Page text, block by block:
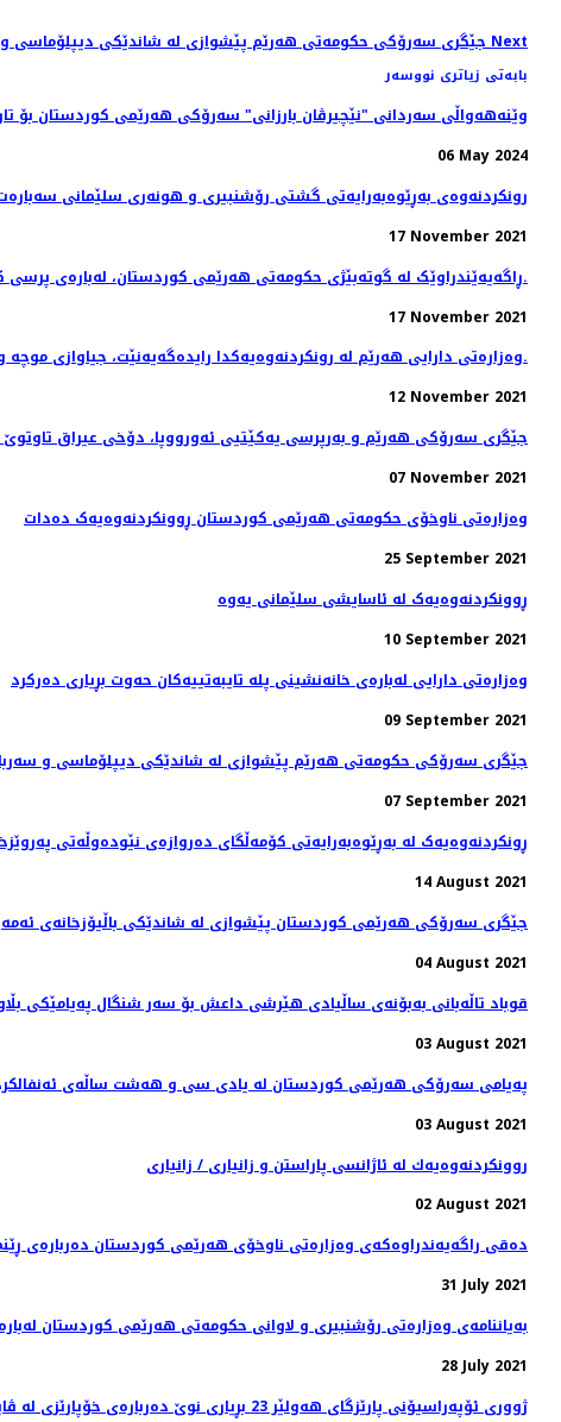
Next article: جێگری سەرۆکی حکومەتی هەرێم پێشوازی لە شاندێکی دیپلۆماسی و سەربازیی هەنگاری کردNext
بابەتی زیاتری نووسەر
وێنه‌هه‌واڵی سه‌ردانی "نێچیرڤان بارزانی" سەرۆکی هەرێمی کوردستان بۆ
06 May 2024
رونکردنەوەی بەڕێوەبەرایەتی گشتی رۆشنبیری و هونەری سلێمانی
17 November 2021
ڕاگەیەێندراوێک لە گوتەبێژی حکومەتی ھەرێمی کوردستان، لەبارەی پرسی کۆچبەران.
17 November 2021
وەزارەتی دارایی هەرێم لە رونکردنەوەیەکدا رایدەگەیەنێت، جیاوازی موچە و دەرماڵەی ئەو مانگانەی فەرمانبەران کە پاشەکەوتکراوە خەرج دەکرێتەوە.
12 November 2021
جێگری سەرۆکی هەرێم و بەرپرسی یەکێتیی ئەورووپا، دۆخى عيراق
07 November 2021
وەزارەتی ناوخۆی حکومەتی هەرێمی کوردستان ڕوونکردنەوەیەک دەدات
25 September 2021
ڕوونکردنەوەیەک لە ئاسایشی سلێمانی یەوە
10 September 2021
وەزارەتی دارایی لەبارەی خانەنشینی پلە تایبەتییەکان حەوت بڕیاری دەرکرد
09 September 2021
جێگری سەرۆکی حکومەتی هەرێم پێشوازی لە شاندێکی دیپلۆماسی و
07 September 2021
ڕونکردنەوەیەک لە بەڕێوەبەرایەتی کۆمەڵگای دەروازەی نێودەوڵەتی
14 August 2021
جێگری سەرۆکی هەرێمی کوردستان پێشوازی لە شاندێکی باڵیۆزخانه‌ی
04 August 2021
قوباد تاڵەبانی بەبۆنەی ساڵیادی هێرشی داعش بۆ سەر شنگال پەیامێکی
03 August 2021
پەیامی سەرۆکی هەرێمی کوردستان له‌ يادى سى و هه‌شت ساڵه‌ى ئه‌نفالكردنى
03 August 2021
روونكردنه‌وه‌یه‌ك له‌ ئاژانسی پاراستن و زانیاری / زانیاری
02 August 2021
دەقی راگەیەندراوەکەی وەزارەتی ناوخۆی هەرێمی کوردستان دەربارەی
31 July 2021
بەیاننامەی وەزارەتی رۆشنبیری و لاوانی حکومەتی هەرێمی کوردستان
28 July 2021
ژووری ئۆپەراسیۆنی پارێزگای هەولێر 23 بڕیاری نوێ‌ دەربارەی خۆپارێزی لە ڤایرۆسی كۆرۆنا دەردەكات